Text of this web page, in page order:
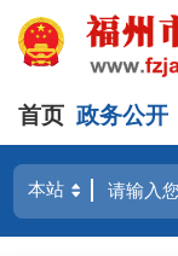
首页 政务公开